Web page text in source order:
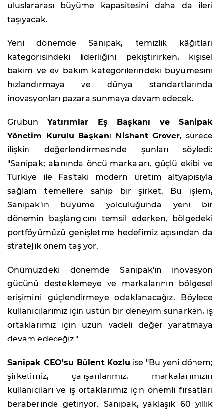
uluslararası büyüme kapasitesini daha da ileri
taşıyacak.
Yeni dönemde Sanipak, temizlik kâğıtları
kategorisindeki liderliğini pekiştirirken, kişisel
bakım ve ev bakım kategorilerindeki büyümesini
hızlandırmaya ve dünya standartlarında
inovasyonları pazara sunmaya devam edecek.
GrubunYatırımlar Eş Başkanı ve Sanipak
Yönetim Kurulu Başkanı Nishant Grover, sürece
ilişkin değerlendirmesinde şunları söyledi:
"Sanipak; alanında öncü markaları, güçlü ekibi ve
Türkiye ile Fas'taki modern üretim altyapısıyla
sağlam temellere sahip bir şirket. Bu işlem,
Sanipak'ın büyüme yolculuğunda yeni bir
dönemin başlangıcını temsil ederken, bölgedeki
portföyümüzü genişletme hedefimiz açısından da
stratejik önem taşıyor.
Önümüzdeki dönemde Sanipak'ın inovasyon
gücünü desteklemeye ve markalarının bölgesel
erişimini güçlendirmeye odaklanacağız. Böylece
kullanıcılarımız için üstün bir deneyim sunarken, iş
ortaklarımız için uzun vadeli değer yaratmaya
devam edeceğiz."
Sanipak CEO'su Bülent Kozlu ise "Bu yeni dönem;
şirketimiz, çalışanlarımız, markalarımızın
kullanıcıları ve iş ortaklarımız için önemli fırsatları
beraberinde getiriyor. Sanipak, yaklaşık 60 yıllık